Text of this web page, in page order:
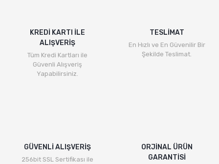
Ürün açıklamasında eksik bilgiler bulunuyor.
Ürün bilgilerinde hatalar bulunuyor.
Ürün fiyatı diğer sitelerden daha pahalı.
Bu ürüne benzer farklı alternatifler olmalı.
KREDİ KARTI İLE
ALIŞVERİŞ
Tüm Kredi Kartları ile
Güvenli Alışveriş
Yapabilirsiniz.
TESLİMAT
En Hızlı ve En Güvenilir Bir
Şekilde Teslimat.
GÜVENLİ ALIŞVERİŞ
256bit SSL Sertifikası ile
ORJİNAL ÜRÜN
GARANTİSİ